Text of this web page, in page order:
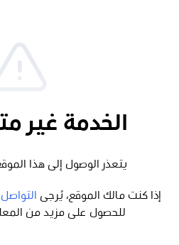
الخدمة غير
يتعذر الوصول إلى هذا
إذا كنت مالك الموقع، يُرجى
للحصول على مزيد من